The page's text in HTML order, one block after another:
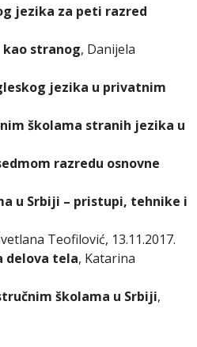
jezika za peti razred
stranog, Danijela
jezika u privatnim
školama stranih jezika u
razredu osnovne
u Srbiji – pristupi, tehnike i
Teofilović, 13.11.2017.
delova tela, Katarina
školama u Srbiji,